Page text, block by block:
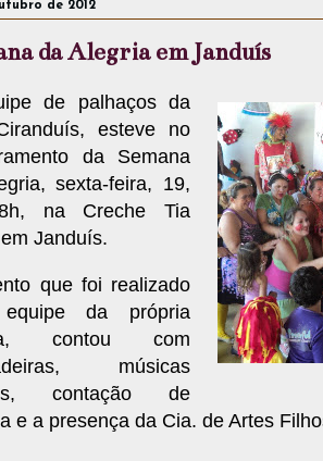
de 2012
da Alegria em Janduís
de palhaços da
esteve no
da Semana
sexta-feira, 19,
na Creche Tia
Janduís.
que foi realizado
da própria
contou com
músicas
contação de
e a presença da Cia. de Artes